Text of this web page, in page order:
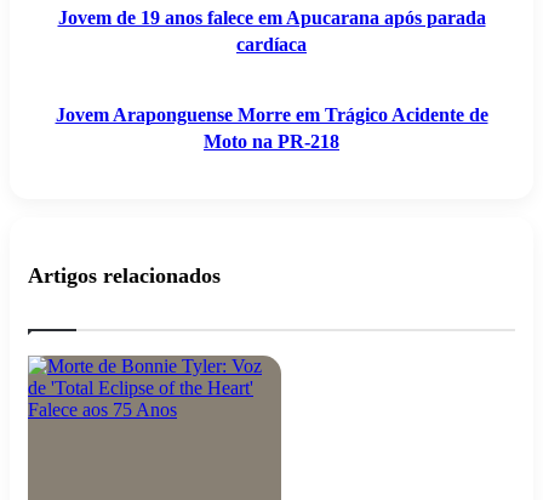
Jovem de 19 anos falece em Apucarana após parada
cardíaca
Jovem Araponguense Morre em Trágico Acidente de
Moto na PR-218
Artigos relacionados